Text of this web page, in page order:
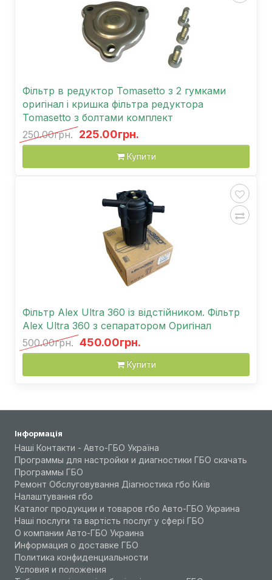
Фільтр в редуктор Tomasetto з 2 гумками
оригінал і кришка фільтра редуктора
Tomasetto з болтами комплект
250.00грн. 225.00грн.
Купити
Фільтр Alex Ultra 360 із відстійником. Фільтр
Alex Ultra 360 з сепаратором Оригінал
500.00грн. 450.00грн.
Купити
Інформація
Наші Контакти - Авто-ГБО Україна
Программы для настройки и диагностики ГБО скачать
Программы ГБО
Ремонт Обслуговування Діагностика гбо Київ
Налаштування гбо
Каталог продукции и товаров гбо Авто-ГБО Украина
Наші послуги та вартість послуг у сфері ГБО
О компании Авто-ГБО Украина
Информация о доставке ГБО
Политика конфиденциальности
Условия и положения